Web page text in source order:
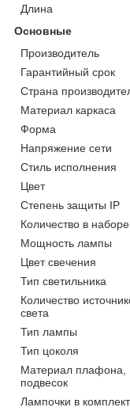
Длина
Основные
Производитель
Гарантийный срок
Страна
Материал каркаса
Форма
Напряжение сети
Стиль исполнения
Цвет
Степень защиты IP
Количество в наборе
Мощность лампы
Цвет свечения
Тип светильника
Количество
света
Тип лампы
Тип цоколя
Материал плафона,
подвесок
Лампочки в